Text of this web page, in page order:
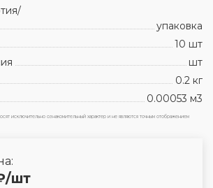
упаковка
10 шт
шт
0.2 кг
0.00053 м3
исключительно ознакомительный характер и не являются точным отображением
/шт